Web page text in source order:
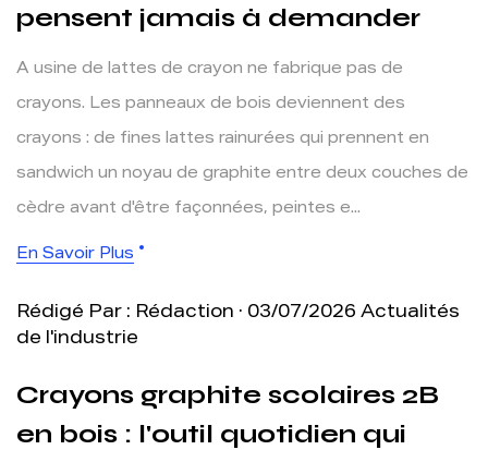
pensent jamais à demander
A usine de lattes de crayon ne fabrique pas de
crayons. Les panneaux de bois deviennent des
crayons : de fines lattes rainurées qui prennent en
sandwich un noyau de graphite entre deux couches de
cèdre avant d'être façonnées, peintes e...
En Savoir Plus
Rédigé Par : Rédaction · 03/07/2026 Actualités
de l'industrie
Crayons graphite scolaires 2B
en bois : l'outil quotidien qui